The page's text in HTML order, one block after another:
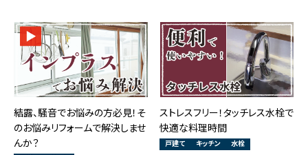
結露、騒音でお悩みの方必見！そ
のお悩みリフォームで解決しませ
んか？
ストレスフリー！タッチレス水栓で
快適な料理時間
戸建て キッチン 水栓